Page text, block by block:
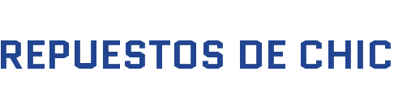
REPUESTOS DE